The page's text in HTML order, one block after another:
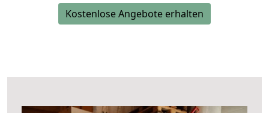
Kostenlose Angebote erhalten